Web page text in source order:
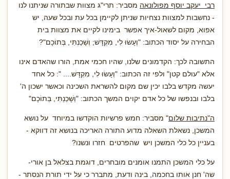
רבי יעקב יוסף מפולונאה מסביר: תרי"ג מצוות שבתורה שניתנו לנו
- נחשבות למצוות נצחיות שניתן לקיימן בכל עת ובכל שעה, יש
אפוא, מקום לשאול-איך אפשר בימינו לקיים את מצוות בית
הבחירה על יסוד הכתוב: "וְעָשׂוּ לִי, מִקְדָּשׁ; וְשָׁכַנְתִּי, בְּתוֹכָם"?
התשובה לכך: הקדמונים שלנו, שהיו חכמי אמת, הורו שהאדם אינו
אלא "עולם קטן" ולפי זה הכתוב: "וְעָשׂוּ לִי, מִקְדָּשׁ.... ": כל אחד
יעשה מקדש בלבו יכין שם מקום להשראת השכינה וכאשר ישכון ה'
בלבו ובנפשו של כל אדם יקוים המשך הכתוב: "וְשָׁכַנְתִּי, בְּתוֹכָם"
ה"נתיבות שלום" מסביר: חמש פרשיות הוקדשו במיוחד על נושא
המשכן, נשאלת השאלה מדוע התורה האריכה בנושא זה דווקא -
בעניין כל כלי המשכן ויש שהפרטים חזרו ונשנו?
על כלי המשכן התמנו אומנים מובחרים, דוגמת בצלאל בן אורי-
שה' חנן אותו בחכמה, בינה ודעת, מתברר כי על ידי תורת הנסתר -